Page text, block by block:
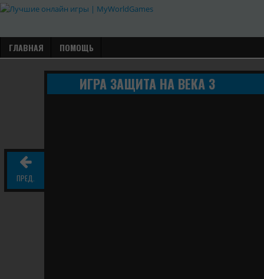
ГЛАВНАЯ ПОМОЩЬ
ИГРА ЗАЩИТА НА ВЕКА 3
ПРЕД.